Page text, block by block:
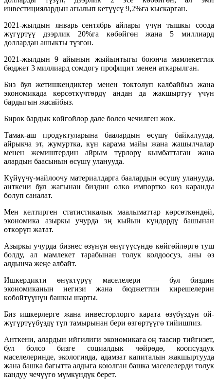
инвестициялардын агылып кетүүсү 9,2%га кыскарган.
2021-жылдын январь–сентябрь айлары үчүн тышкы соода
жүгүртүү дээрлик 20%га көбөйгөн жана 5 миллиард
доллардан ашыкты түзгөн.
2021-жылдын 9 айынын жыйынтыгы боюнча мамлекеттик
бюджет 3 миллиард сомдогу профицит менен аткарылган.
Биз бул жетишкендиктер менен токтолуп калбайбыз жана
экономикада көрсөткүчтөрдү андан да жакшыртуу үчүн
бардыгын жасайбыз.
Бирок бардык көйгөйлөр дале болсо чечилген жок.
Тамак-аш продуктуларына баалардын өсүшү байкалууда,
айрыкча эт, жумуртка, күн карама майы жана жашылчалар
менен жемиштердин айрым түрлөрү кымбаттаган жана
алардын баасынын өсүшү уланууда.
Күйүүчү-майлоочу материалдарга баалардын өсүшү уланууда,
анткени бул жагынан биздин өлкө импортко көз каранды
болуп саналат.
Мен келтирген статистикалык маалыматтар көрсөткөндөй,
экономика азыркы учурда эң кыйын күндөрдү башынан
өткөрүп жатат.
Азыркы учурда бизнес өзүнүн өнүгүүсүндө көйгөйлөргө туш
болду, ал мамлекет тарабынан толук колдоосуз, аны өз
алдынча жеңе албайт.
Ишкердикти өнүктүрүү маселелери — бул биздин
экономиканын негизи жана бюджеттин кирешелерин
көбөйтүүнүн башкы шарты.
Биз ишкерлерге жана инвесторлорго карата өзүбүздүн ой-
жүгүртүүбүздү түп тамырынан бери өзгөртүүгө тийишпиз.
Анткени, алардын ийгилиги экономикага оң таасир тийгизет,
бул болсо бизге социалдык чөйрөдө, коопсуздук
маселелеринде, экологияда, адамзат капиталын жакшыртууда
жана башка багытта алдыга коюлган башка маселелерди толук
кандуу чечүүгө мүмкүндүк берет.